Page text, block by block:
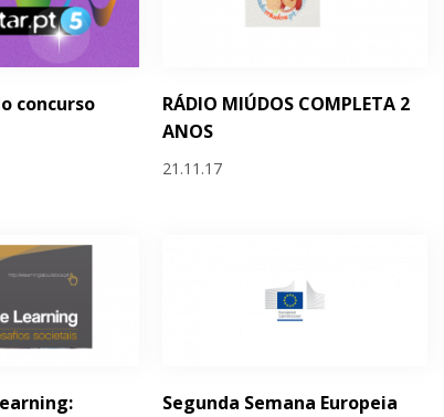
concurso
RÁDIO MIÚDOS COMPLETA 2
ANOS
21.11.17
Segunda Semana Europeia